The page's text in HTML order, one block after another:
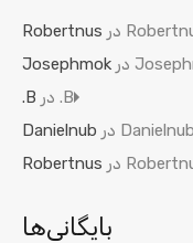
در Robertnus
در Josephmok
B. در B.
Danielnub در Danielnub
در Robertnus
بایگانی‌ها